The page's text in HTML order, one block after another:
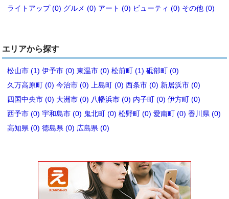
ライトアップ (0) グルメ (0) アート (0) ビューティ (0) その他 (0)
エリアから探す
松山市 (1) 伊予市 (0) 東温市 (0) 松前町 (1) 砥部町 (0)
久万高原町 (0) 今治市 (0) 上島町 (0) 西条市 (0) 新居浜市 (0)
四国中央市 (0) 大洲市 (0) 八幡浜市 (0) 内子町 (0) 伊方町 (0)
西予市 (0) 宇和島市 (0) 鬼北町 (0) 松野町 (0) 愛南町 (0) 香川県 (0)
高知県 (0) 徳島県 (0) 広島県 (0)